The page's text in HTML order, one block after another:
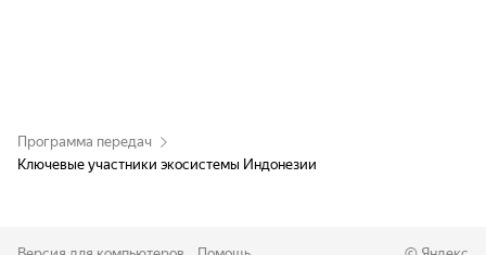
Программа передач
Ключевые участники экосистемы Индонезии